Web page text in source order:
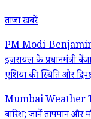
ताजा खबरें
PM Modi-
इजरायल के प्रधानमंत्री
एशिया की स्थिति और
Mumbai Weather
बारिश; जानें तापमान और